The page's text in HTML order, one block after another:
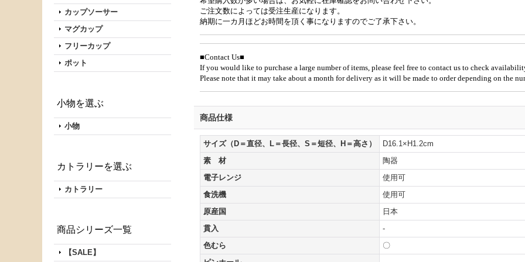
カップソーサー
マグカップ
フリーカップ
ポット
小物を選ぶ
小物
カトラリーを選ぶ
カトラリー
商品シリーズ一覧
【SALE】
ご注文数によっては受注生産になります。
納期に一カ月ほどお時間を頂く事になりますのでご了承下さい。
■Contact Us■
If you would like to purchase a large number of items, please feel free to contact us to check
Please note that it may take about a month for delivery as it will be made to order depending on the
商品仕様
サイズ（D＝直径、L＝長径、S＝短径、H＝高さ）
D16.1×H1.2cm
素 材
陶器
電子レンジ
使用可
食洗機
使用可
原産国
日本
貫入
-
色むら
〇